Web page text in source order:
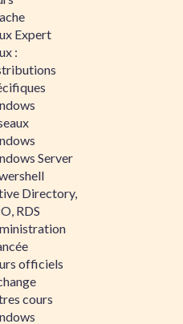
Expert
:
Server
Directory,
RDS
officiels
cours